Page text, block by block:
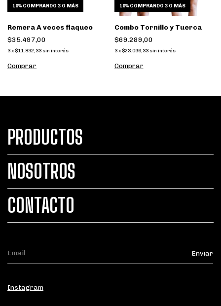
10% COMPRANDO 3 O MÁS
Remera A veces flaqueo
$35.497,00
3x $11.832,33 sin interés
Comprar
10% COMPRANDO 3 O MÁS
Combo Tornillo y Tuerca
$69.289,00
3 x $23.096,33 sin interés
Comprar
PRODUCTOS
NOSOTROS
CONTACTO
Instagram